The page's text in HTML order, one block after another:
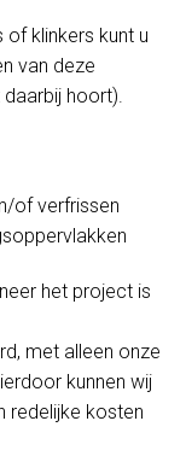
klinkers kunt u
van deze
hoort).
of verfrissen
het project is
met alleen onze
kunnen wij
redelijke kosten